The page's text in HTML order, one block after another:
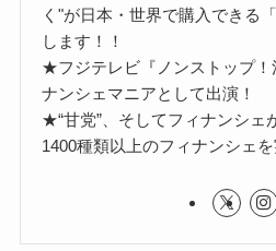
く"が日本・世界で購入できる
します！！
★フジテレビ『ノンストップ！
ナンシェマニアとして出演！
★“甘党”、そしてフィナンシェ
1400種類以上のフィナンシェを